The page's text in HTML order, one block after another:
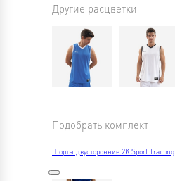
Другие расцветки
Подобрать комплект
Шорты двусторонние 2K Sport Training